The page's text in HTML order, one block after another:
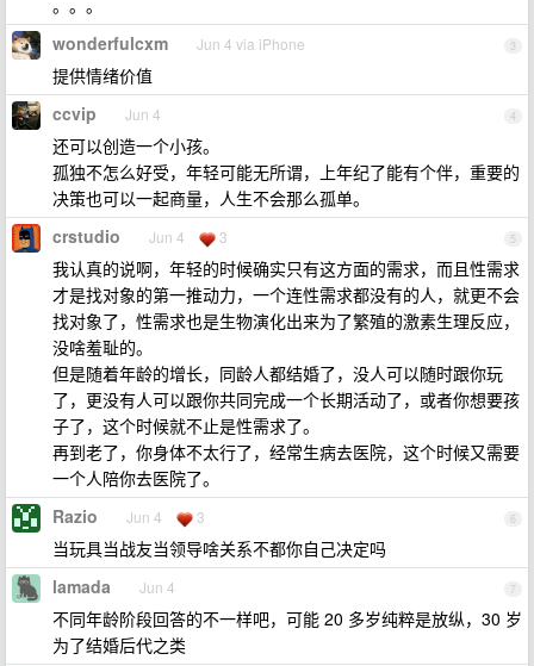
。。。
3
wonderfulcxm Jun 4 via iPhone
提供情绪价值
4
ccvip Jun 4
还可以创造一个小孩。
孤独不怎么好受，年轻可能无所谓，上年纪了能有个伴，重要的
决策也可以一起商量，人生不会那么孤单。
5
crstudio Jun 4 3
我认真的说啊，年轻的时候确实只有这方面的需求，而且性需求
才是找对象的第一推动力，一个连性需求都没有的人，就更不会
找对象了，性需求也是生物演化出来为了繁殖的激素生理反应，
没啥羞耻的。
但是随着年龄的增长，同龄人都结婚了，没人可以随时跟你玩
了，更没有人可以跟你共同完成一个长期活动了，或者你想要孩
子了，这个时候就不止是性需求了。
再到老了，你身体不太行了，经常生病去医院，这个时候又需要
一个人陪你去医院了。
6
Razio Jun 4 3
当玩具当战友当领导啥关系不都你自己决定吗
7
lamada Jun 4
不同年龄阶段回答的不一样吧，可能 20 多岁纯粹是放纵，30 岁
为了结婚后代之类